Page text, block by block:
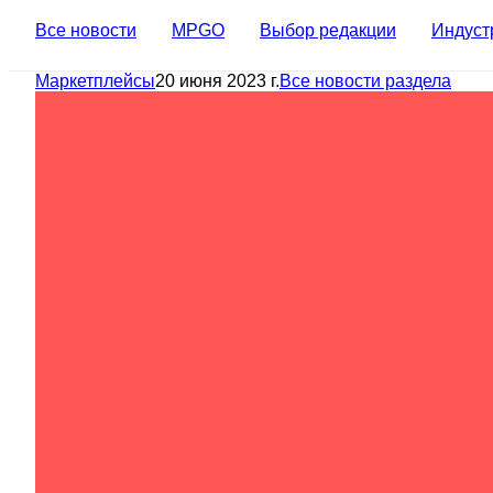
Все новости MPGO Выбор редакции
Маркетплейсы20 июня 2023 г.Все новости раздела